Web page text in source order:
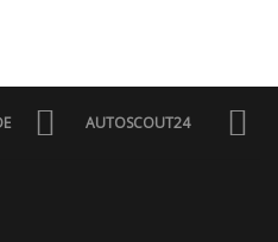
AUTOSCOUT24